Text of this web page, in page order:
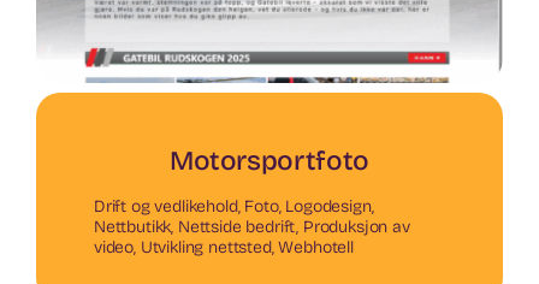
Motorsportfoto
Drift og vedlikehold, Foto, Logodesign,
Nettbutikk, Nettside bedrift, Produksjon av
video, Utvikling nettsted,Webhotell